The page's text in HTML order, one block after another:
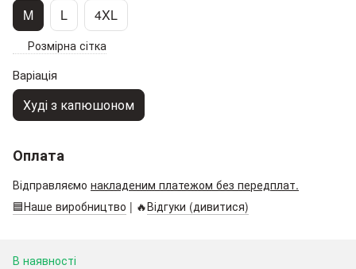
M L 4XL
Розмірна сітка
Варіація
Худі з капюшоном
Оплата
Відправляємо накладеним платежом без передплат.
🟦Наше виробництво | 🔥Відгуки (дивитися)
В наявності